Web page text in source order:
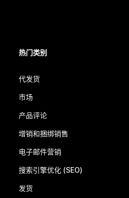
热门类别
代发货
市场
产品评论
增销和捆绑销售
电子邮件营销
搜索引擎优化 (SEO)
发货